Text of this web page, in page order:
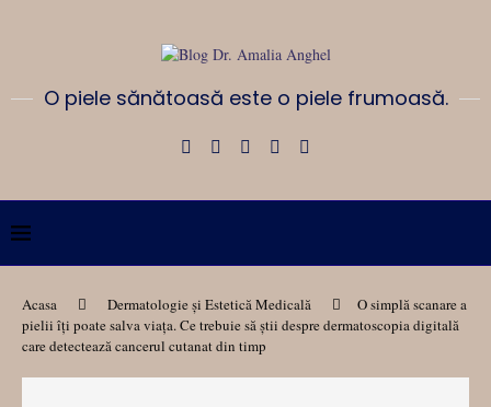
O piele sănătoasă este o piele frumoasă.
Acasa Dermatologie și Estetică Medicală
O simplă scanare a
pielii îți poate salva viața. Ce trebuie să știi despre dermatoscopia digitală
care detectează cancerul cutanat din timp